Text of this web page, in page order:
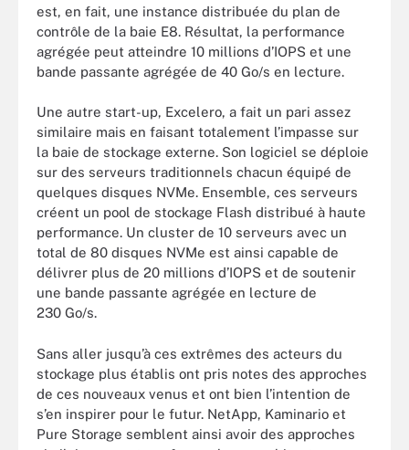
est, en fait, une instance distribuée du plan de
contrôle de la baie E8. Résultat, la performance
agrégée peut atteindre 10 millions d’IOPS et une
bande passante agrégée de 40 Go/s en lecture.
Une autre start-up, Excelero, a fait un pari assez
similaire mais en faisant totalement l’impasse sur
la baie de stockage externe. Son logiciel se déploie
sur des serveurs traditionnels chacun équipé de
quelques disques NVMe. Ensemble, ces serveurs
créent un pool de stockage Flash distribué à haute
performance. Un cluster de 10 serveurs avec un
total de 80 disques NVMe est ainsi capable de
délivrer plus de 20 millions d’IOPS et de soutenir
une bande passante agrégée en lecture de
230 Go/s.
Sans aller jusqu’à ces extrêmes des acteurs du
stockage plus établis ont pris notes des approches
de ces nouveaux venus et ont bien l’intention de
s’en inspirer pour le futur. NetApp, Kaminario et
Pure Storage semblent ainsi avoir des approches